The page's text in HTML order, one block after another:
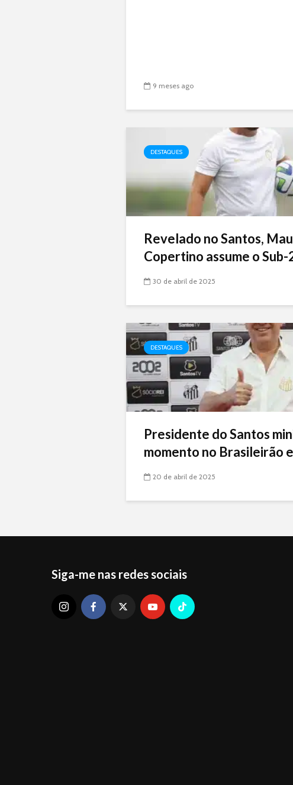
9 meses ago
DESTAQUES
Revelado no Santos,
Copertino assume o Sub-
30 de abril de 2025
DESTAQUES
Presidente do Santos
momento no Brasileirão
20 de abril de 2025
Siga-me nas redes sociais